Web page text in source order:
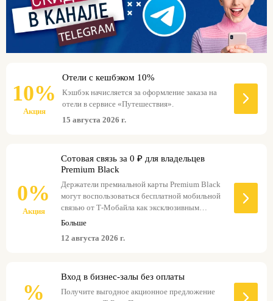
предоставляя клиентам новые возможности
для экономии.
случае невыполнения условий, клиенту будет
взиматься абонентская плата в стандартном
размере. Более подробную информацию об
акции, включая возможные изменения тарифов
и исключения, можно уточнить на
право вносить изменения в условия
программы, предварительно уведомляя
клиентов.
10%
Акция
Отели с кешбэком 10%
Кэшбэк начисляется за оформление заказа на
отели в сервисе «Путешествия».
15 августа 2026 г.
0%
Акция
Сотовая связь за 0 ₽ для владельцев
Premium Black
Держатели премиальной карты Premium Black
могут воспользоваться бесплатной мобильной
связью от Т-Мобайла как эксклюзивным
бонусом. Это предложение включает
городские номера оператора Т-Мобайл по
предложения необходимо использовать сим-
карту Т-Мобайла, зарегистрированную на
Больше
12 августа 2026 г.
%
Вход в бизнес-залы без оплаты
Получите выгодное акционное предложение